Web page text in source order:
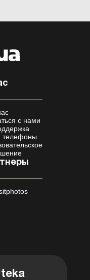
с нами
телефоны